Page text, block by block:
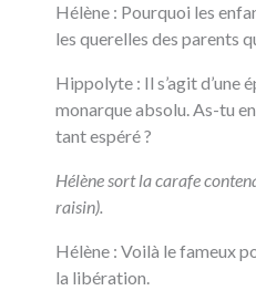
Hélène : Pourquoi les
les querelles des parents
Hippolyte : Il s’agit d’une
monarque absolu. As-tu
tant espéré ?
Hélène sort la carafe
raisin).
Hélène : Voilà le fameux
la libération.